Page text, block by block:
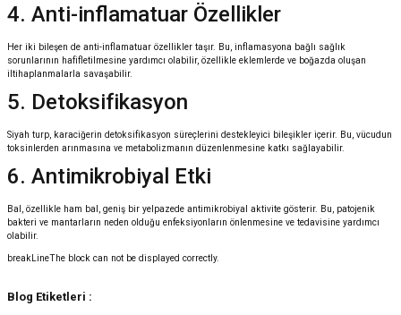
4. Anti-inflamatuar Özellikler
Her iki bileşen de anti-inflamatuar özellikler taşır. Bu, inflamasyona bağlı sağlık
sorunlarının hafifletilmesine yardımcı olabilir, özellikle eklemlerde ve boğazda oluşan
iltihaplanmalarla savaşabilir.
5. Detoksifikasyon
Siyah turp, karaciğerin detoksifikasyon süreçlerini destekleyici bileşikler içerir. Bu, vücudun
toksinlerden arınmasına ve metabolizmanın düzenlenmesine katkı sağlayabilir.
6. Antimikrobiyal Etki
Bal, özellikle ham bal, geniş bir yelpazede antimikrobiyal aktivite gösterir. Bu, patojenik
bakteri ve mantarların neden olduğu enfeksiyonların önlenmesine ve tedavisine yardımcı
olabilir.
breakLineThe block can not be displayed correctly.
Blog Etiketleri :